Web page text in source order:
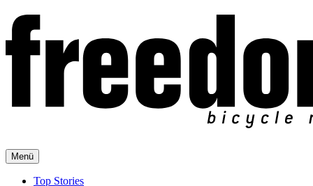
Menü
Top Stories